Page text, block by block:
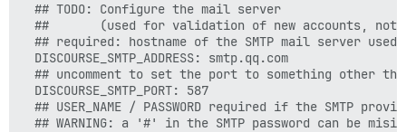
  ## TODO: Configure the mail server
##       (used for validation of new accounts,
## required: hostname of the SMTP mail server used
  DISCOURSE_SMTP_ADDRESS: smtp.qq.com
## uncomment to set the port to something other
  DISCOURSE_SMTP_PORT: 587
## USER_NAME / PASSWORD required if the SMTP
## WARNING: a '#' in the SMTP password can be